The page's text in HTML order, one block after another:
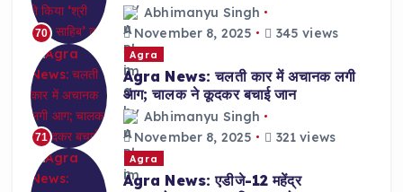
70
Abhimanyu Singh
November 8, 2025
345 views
71
Agra
Agra News: चलती कार में अचानक लगी
आग; चालक ने कूदकर बचाई जान
Abhimanyu Singh
November 8, 2025
321 views
Agra
Agra News: एडीजे-12 महेंद्र